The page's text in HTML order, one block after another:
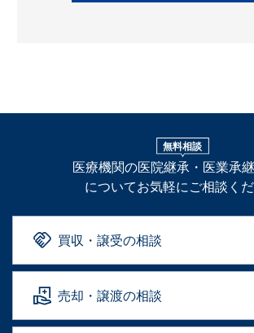
無料相談
医療機関の医院継承・医業承
についてお気軽にご相談く
買収・譲受の相談
売却・譲渡の相談